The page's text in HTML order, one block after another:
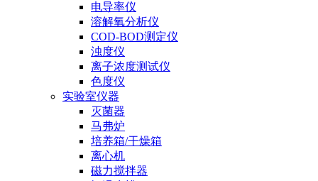
电导率仪
溶解氧分析仪
COD-BOD测定仪
浊度仪
离子浓度测试仪
色度仪
实验室仪器
灭菌器
马弗炉
培养箱/干燥箱
离心机
磁力搅拌器